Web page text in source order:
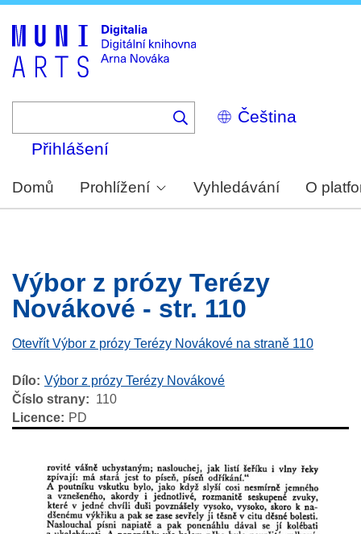
Select
your
Přihlášení
Domů Prohlížení Vyhledávání O
Výbor z prózy Terézy
Novákové - str. 110
Otevřít Výbor z prózy Terézy Novákové na straně 110
Dílo Výbor z prózy Terézy Novákové
Číslo strany
110
Licence
PD